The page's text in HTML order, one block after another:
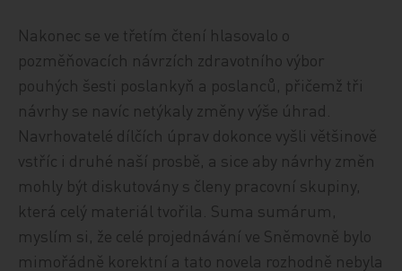
Nakonec se ve třetím čtení hlasovalo o
pozměňovacích návrzích zdravotního výbor
pouhých šesti poslankyň a poslanců, přičemž tři
návrhy se navíc netýkaly změny výše úhrad.
Navrhovatelé dílčích úprav dokonce vyšli většinově
vstříc i druhé naší prosbě, a sice aby návrhy změn
mohly být diskutovány s členy pracovní skupiny,
která celý materiál tvořila. Suma sumárum,
myslím si, že celé projednávání ve Sněmovně bylo
mimořádně korektní a tato novela rozhodně nebyla